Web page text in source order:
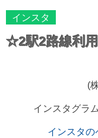
インスタ
☆2駅2路線利
(
インスタグラム
インスタの